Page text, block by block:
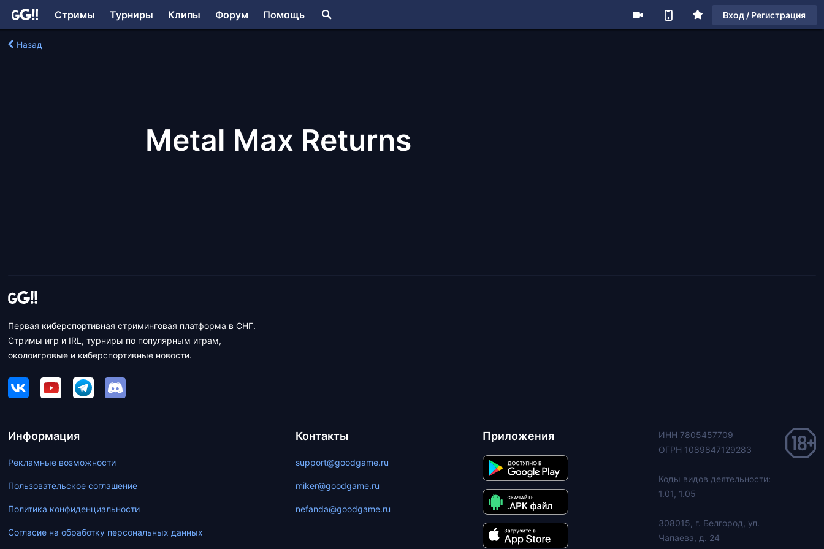
Стримы Турниры Клипы Форум Помощь Вход / Регистрация
Назад
Metal Max Returns
Первая киберспортивная стриминговая платформа в СНГ.
Стримы игр и IRL, турниры по популярным играм,
околоигровые и киберспортивные новости.
Информация
Рекламные возможности
Пользовательское соглашение
Политика конфиденциальности
Согласие на обработку персональных данных
Контакты
support@goodgame.ru
miker@goodgame.ru
nefanda@goodgame.ru
Приложения
ИНН 7805457709
ОГРН 1089847129283
Коды видов деятельности:
1.01, 1.05
308015, г. Белгород, ул.
Чапаева, д. 24